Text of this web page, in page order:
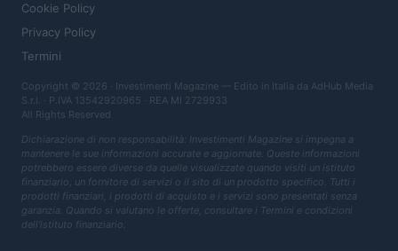
Cookie Policy
Privacy Policy
Termini
Copyright © 2026 · Investimenti Magazine — Edito in Italia da AdHub Media
S.r.l. · P.IVA 13542920965 · REA MI 2729933
All Rights Reserved
Dichiarazione di non responsabilità: Investimenti Magazine si impegna a
mantenere le sue informazioni accurate e aggiornate. Queste informazioni
potrebbero essere diverse da quelle visualizzate quando visiti un istituto
finanziario, un fornitore di servizi o il sito di un prodotto specifico. Tutti i
prodotti finanziari, i prodotti di acquisto e i servizi sono presentati senza
garanzia. Quando si valutano le offerte, consultare i Termini e condizioni
dell'istituto finanziario.